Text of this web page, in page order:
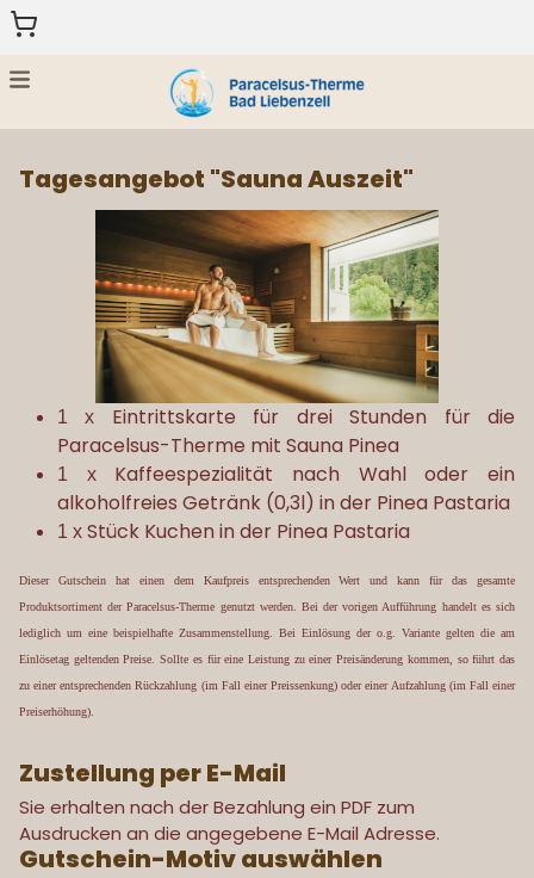
Menu
GESCHENKGUTSCHEINE
ZURÜCK
Tagesangebot "Sauna Auszeit"
1 x Eintrittskarte für drei Stunden für die
Paracelsus-Therme mit Sauna Pinea
1 x Kaffeespezialität nach Wahl oder ein
alkoholfreies Getränk (0,3l) in der Pinea Pastaria
1 x Stück Kuchen in der Pinea Pastaria
Dieser Gutschein hat einen dem Kaufpreis entsprechenden Wert und kann für das gesamte
Produktsortiment der Paracelsus-Therme genutzt werden. Bei der vorigen Aufführung handelt es sich
lediglich um eine beispielhafte Zusammenstellung. Bei Einlösung der o.g. Variante gelten die am
Einlösetag geltenden Preise. Sollte es für eine Leistung zu einer Preisänderung kommen, so führt das
zu einer entsprechenden Rückzahlung (im Fall einer Preissenkung) oder einer Aufzahlung (im Fall einer
Preiserhöhung).
Zustellung per E-Mail
Sie erhalten nach der Bezahlung ein PDF zum
Ausdrucken an die angegebene E-Mail Adresse.
Gutschein-Motiv auswählen